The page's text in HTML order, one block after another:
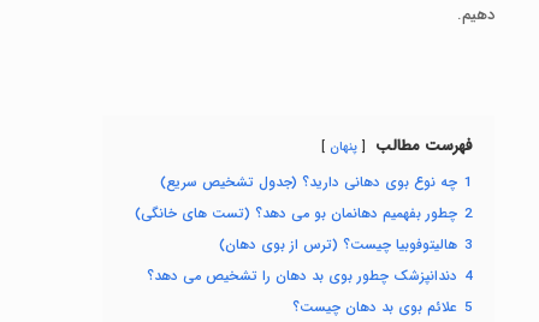
دهیم.
فهرست مطالب پنهان
1 چه نوع بوی دهانی دارید؟ (جدول تشخیص سریع)
2 چطور بفهمیم دهانمان بو می دهد؟ (تست های خانگی)
3 هالیتوفوبیا چیست؟ (ترس از بوی دهان)
4 دندانپزشک چطور بوی بد دهان را تشخیص می دهد؟
5 علائم بوی بد دهان چیست؟